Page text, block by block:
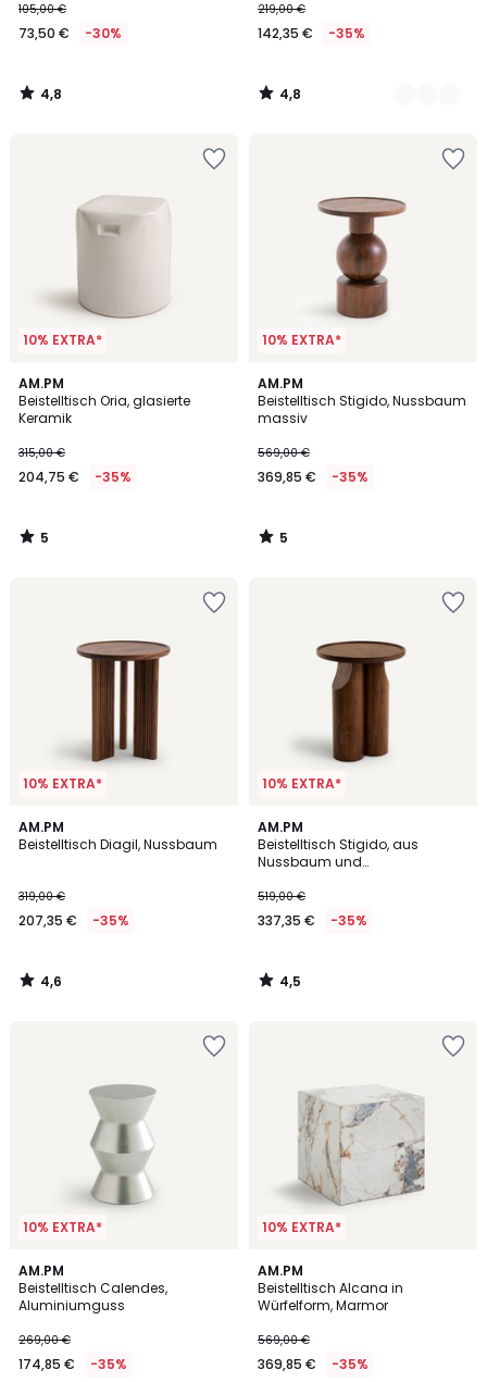
105,00 €
73,50 € -30%
4,8
/
219,00 €
142,35 € -35%
4,8
/
10% EXTRA*
AM.PM
Beistelltisch Oria, glasierte
Keramik
315,00 €
204,75 € -35%
5
/
5
5
/
10% EXTRA*
AM.PM
Beistelltisch Stigido, Nussbaum
massiv
569,00 €
369,85 € -35%
5
/
5
5
/
10% EXTRA*
AM.PM
Beistelltisch Diagil, Nussbaum
319,00 €
207,35 € -35%
4,6
/ 5
4,6
/
10% EXTRA*
AM.PM
Beistelltisch Stigido, aus
Nussbaum und
519,00 €
337,35 € -35%
4,5
/ 5
4,5
/
10% EXTRA*
AM.PM
Beistelltisch Calendes,
Aluminiumguss
269,00 €
174,85 € -35%
5
/
5
10% EXTRA*
AM.PM
Beistelltisch Alcana in
Würfelform, Marmor
569,00 €
369,85 € -35%
5
/
5